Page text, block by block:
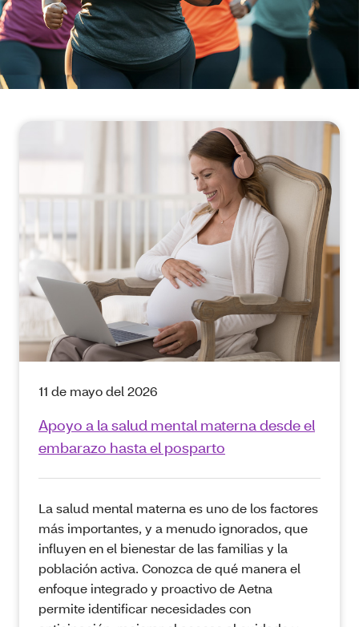
11 de mayo del 2026
Apoyo a la salud mental materna desde el
embarazo hasta el posparto
La salud mental materna es uno de los factores
más importantes, y a menudo ignorados, que
influyen en el bienestar de las familias y la
población activa. Conozca de qué manera el
enfoque integrado y proactivo de Aetna
permite identificar necesidades con